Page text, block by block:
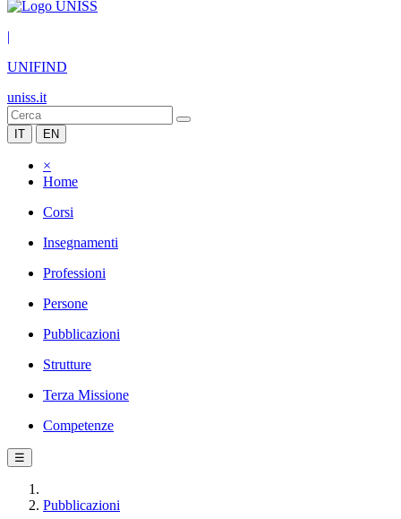
|
UNIFIND
uniss.it
IT EN
×
Home
Corsi
Insegnamenti
Professioni
Persone
Pubblicazioni
Strutture
Terza Missione
Competenze
☰
Pubblicazioni